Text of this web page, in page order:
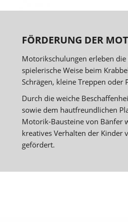
FÖRDERUNG DER
Motorikschulungen erleben
spielerische Weise beim
Schrägen, kleine Treppen oder
Durch die weiche
sowie dem hautfreundlichen
Motorik-Bausteine von Bänfer
kreatives Verhalten der Kinder
gefördert.